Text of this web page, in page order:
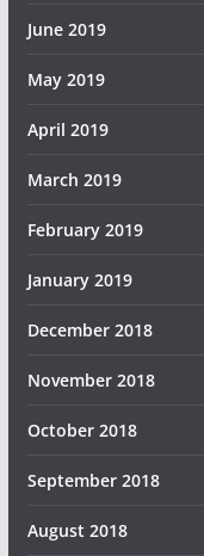
June 2019
May 2019
April 2019
March 2019
February 2019
January 2019
December 2018
November 2018
October 2018
September 2018
August 2018